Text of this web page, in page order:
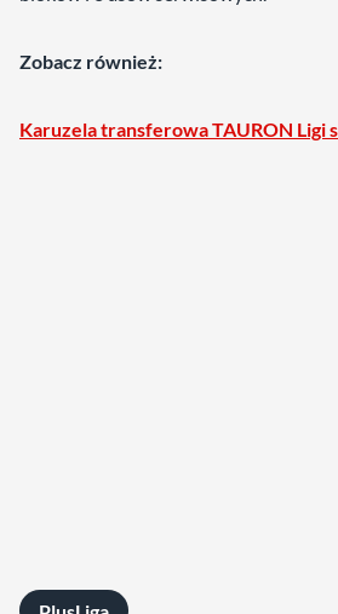
Zobacz również:
Karuzela transferowa TAURON Ligi